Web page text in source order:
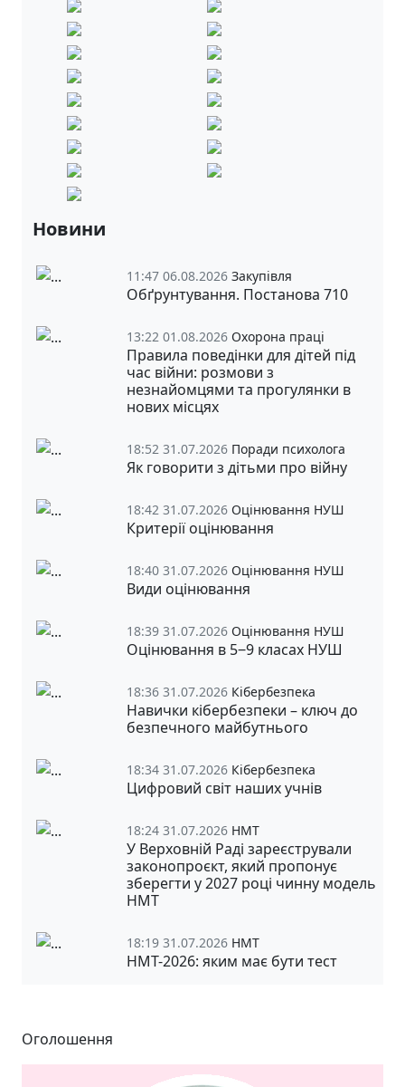
Новини
11:47 06.08.2026 Закупівля
Обґрунтування. Постанова 710
13:22 01.08.2026 Охорона праці
Правила поведінки для дітей під
час війни: розмови з
незнайомцями та прогулянки в
нових місцях
18:52 31.07.2026 Поради психолога
Як говорити з дітьми про війну
18:42 31.07.2026 Оцінювання НУШ
Критерії оцінювання
18:40 31.07.2026 Оцінювання НУШ
Види оцінювання
18:39 31.07.2026 Оцінювання НУШ
Оцінювання в 5‒9 класах НУШ
18:36 31.07.2026 Кібербезпека
Навички кібербезпеки – ключ до
безпечного майбутнього
18:34 31.07.2026 Кібербезпека
Цифровий світ наших учнів
18:24 31.07.2026 НМТ
У Верховній Раді зареєстрували
законопроєкт, який пропонує
зберегти у 2027 році чинну модель
НМТ
18:19 31.07.2026 НМТ
НМТ-2026: яким має бути тест
Оголошення